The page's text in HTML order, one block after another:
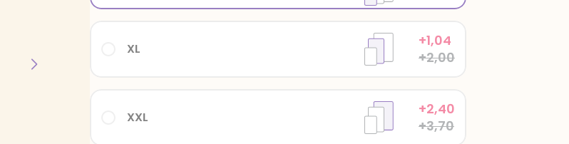
XXL
+2,40
+3,70
XL
+1,04
+2,00